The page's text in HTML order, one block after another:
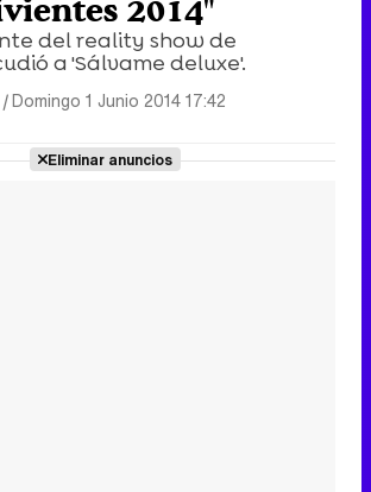
2014"
del reality show de
a 'Sálvame deluxe'.
|Domingo 1 Junio 2014 17:42
Eliminar anuncios